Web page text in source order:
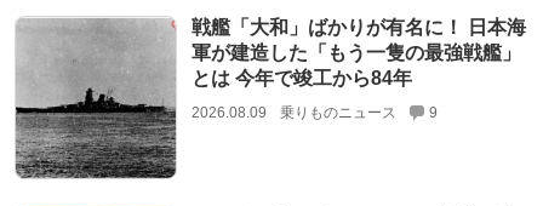
戦艦「大和」ばかりが有名に！ 日本海
軍が建造した「もう一隻の最強戦艦」
とは 今年で竣工から84年
2026.08.09 乗りものニュース 9